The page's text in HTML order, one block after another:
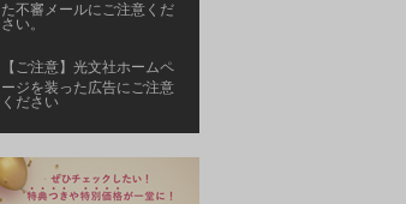
た不審メールにご注意くだ
さい。
【ご注意】光文社ホームペ
ージを装った広告にご注意
ください